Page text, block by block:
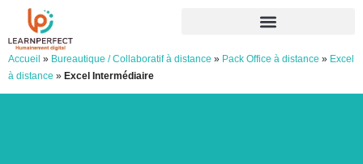
Accueil » Bureautique / Collaboratif à distance » Pack Office à distance » Excel
à distance » Excel Intermédiaire